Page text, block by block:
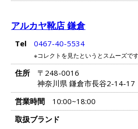
アルカヤ靴店 鎌倉
Tel 0467-40-5534
※コレクトを見たというとスムーズです
住所
〒248-0016
神奈川県 鎌倉市長谷2-14-17
営業時間
10:00~18:00
取扱ブランド